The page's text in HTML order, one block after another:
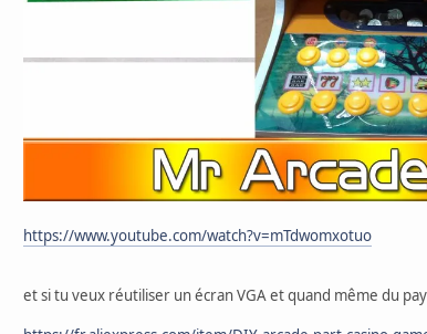
https://www.youtube.com/watch?v=mTdwomxotuo
et si tu veux réutiliser un écran VGA et quand même du